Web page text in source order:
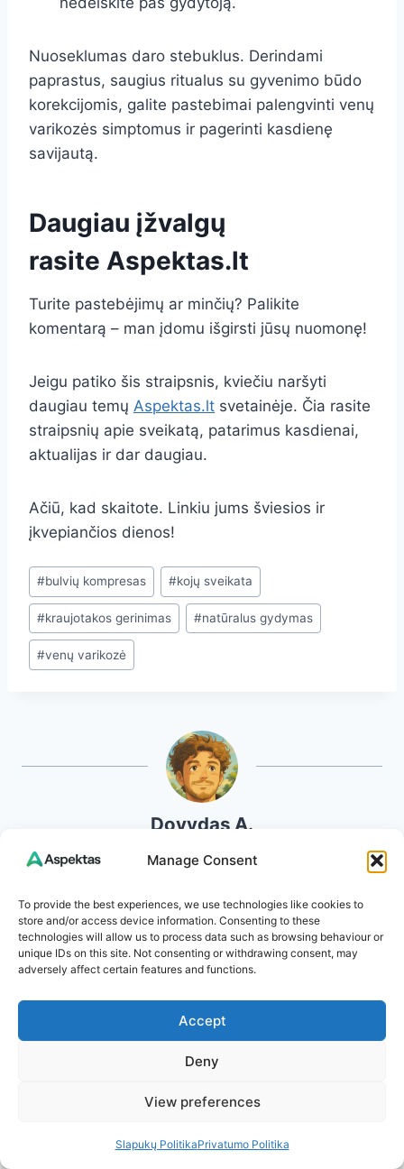
Manage Consent
To provide the best experiences, we use technologies like cookies to
store and/or access device information. Consenting to these
technologies will allow us to process data such as browsing behaviour or
unique IDs on this site. Not consenting or withdrawing consent, may
adversely affect certain features and functions.
Accept
Deny
View preferences
Slapukų PolitikaPrivatumo Politika
Nuoseklumas daro stebuklus. Derindami
paprastus, saugius ritualus su gyvenimo būdo
korekcijomis, galite pastebimai palengvinti venų
varikozės simptomus ir pagerinti kasdienę
savijautą.
Daugiau įžvalgų
rasite Aspektas.lt
Turite pastebėjimų ar minčių? Palikite
komentarą – man įdomu išgirsti jūsų nuomonę!
Jeigu patiko šis straipsnis, kviečiu naršyti
daugiau temų Aspektas.lt svetainėje. Čia rasite
straipsnių apie sveikatą, patarimus kasdienai,
aktualijas ir dar daugiau.
Ačiū, kad skaitote. Linkiu jums šviesios ir
įkvepiančios dienos!
Post
Tags:
#bulvių kompresas #kojų sveikata
#kraujotakos gerinimas #natūralus gydymas
#venų varikozė
Dovydas A.
Esu Aspektas.lt įkūrėjas ir turinio autorius. Mano
sodininkystė ir natūralūs sprendimai, kurie
padeda kasdien jaustis geriau. Kiekviename
straipsnyje dalinuosi ne tik surinkta informacija,
darže, kokie įpročiai išties pagerino savijautą,
kokie receptai tapo kasdienybės dalimi.
gyvenimo kokybę, todėl stengiuosi rašyti taip,
tikslas – suteikti žinių, kurios įkvepia veikti ir